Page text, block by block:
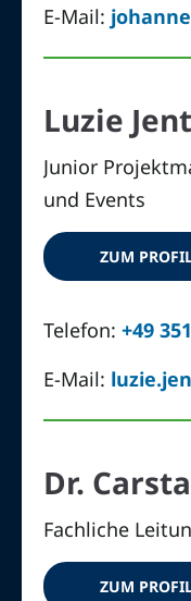
E-Mail:
Luzie
Junior
und Events
ZUM
Telefon:+49
E-Mail:
Dr.
Fachliche
ZUM